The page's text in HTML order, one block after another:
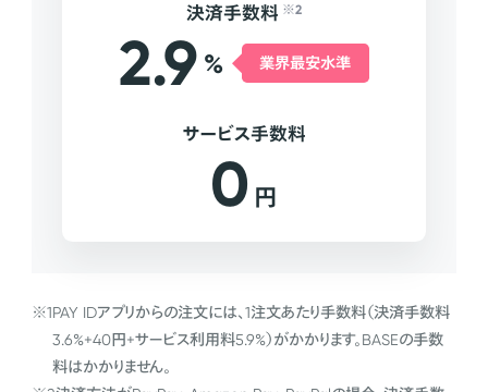
決済手数料 ※2
2.9 % 業界最安水準
サービス手数料
0 円
※1PAY IDアプリからの注文には、1注文あたり手数料（決済手数料
3.6%+40円+サービス利用料5.9%）がかかります。BASEの手数
料はかかりません。